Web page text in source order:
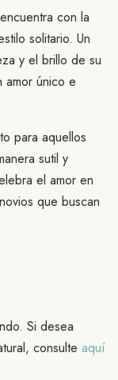
con la
solitario. Un
y el brillo de su
amor único e
para aquellos
sutil y
el amor en
que buscan
Si desea
consulte aquí